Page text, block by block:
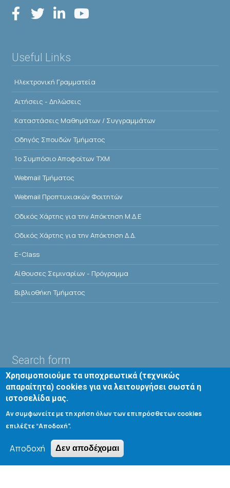
Useful Links
Ηλεκτρονική Γραμματεία
Αιτήσεις - Δηλώσεις
Kαταστάσεις Μαθημάτων / Συγγραμμάτων
Οδηγός Σπουδών Τμήματος
1o Συμπόσιο Αποφοίτων ΤΧΜ
Webmail Τμήματος
Webmail Προπτυχιακών Φοιτητών
Οδικός Χάρτης για την Απόκτηση Μ.Δ.Ε
Οδικός Χάρτης για την Απόκτηση Δ.Δ.
E-Class
Αίθουσες Σεμιναρίων - Πρόγραμμα
Βιβλιοθήκη Τμήματος
Search form
Αναζήτηση
Tools
Cookie settings
Μενού λογαριασμού χρήστη
Χρησιμοποιούμε τα υποχρεωτικά (τεχνικώς
απαραίτητα) cookies για να λειτουργήσει σωστά η
ιστοσελίδα μας.
Αν συμφωνείτε με τη χρήση όλων των επιπρόσθετων cookies
επιλέξτε “Αποδοχή”.
Αποδοχή Δεν αποδέχομαι